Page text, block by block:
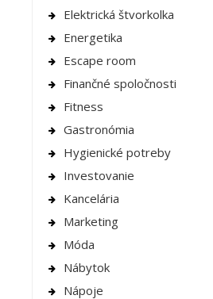
Elektrická štvorkolka
Energetika
Escape room
Finančné spoločnosti
Fitness
Gastronómia
Hygienické potreby
Investovanie
Kancelária
Marketing
Móda
Nábytok
Nápoje